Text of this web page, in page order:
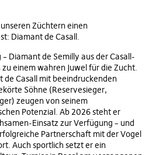
Züchtern einen
Diamant de Casall.
Diamant de Semilly aus der Casall-
einem wahren Juwel für die Zucht.
de Casall mit beeindruckenden
Söhne (Reservesieger,
zeugen von seinem
Potenzial. Ab 2026 steht er
Einsatz zur Verfügung – und
Partnerschaft mit der Vogel
Auch sportlich setzt er ein